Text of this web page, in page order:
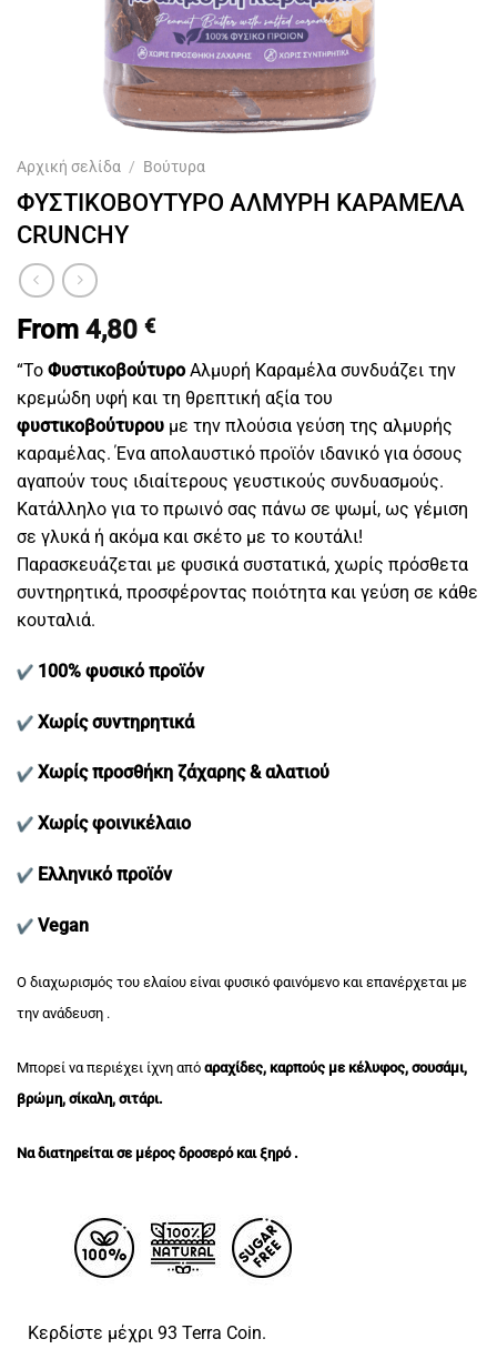
Αρχική σελίδα / Βούτυρα
ΦΥΣΤΙΚΟΒΟΥΤΥΡΟ ΑΛΜΥΡΗ ΚΑΡΑΜΕΛΑ
CRUNCHY
From 4,80 €
“Το ΦυστικοβούτυροΑλμυρή Καραμέλα συνδυάζει την
κρεμώδη υφή και τη θρεπτική αξία του
φυστικοβούτυρου με την πλούσια γεύση της αλμυρής
καραμέλας. Ένα απολαυστικό προϊόν ιδανικό για όσους
αγαπούν τους ιδιαίτερους γευστικούς συνδυασμούς.
Κατάλληλο για το πρωινό σας πάνω σε ψωμί, ως γέμιση
σε γλυκά ή ακόμα και σκέτο με το κουτάλι!
Παρασκευάζεται με φυσικά συστατικά, χωρίς πρόσθετα
συντηρητικά, προσφέροντας ποιότητα και γεύση σε κάθε
κουταλιά.
100% φυσικό προϊόν
Χωρίς συντηρητικά
Χωρίς προσθήκη ζάχαρης & αλατιού
Χωρίς φοινικέλαιο
Ελληνικό προϊόν
Vegan
Ο διαχωρισμός του ελαίου είναι φυσικό φαινόμενο και επανέρχεται με
την ανάδευση .
Μπορεί να περιέχει ίχνη από αραχίδες, καρπούς με κέλυφος, σουσάμι,
βρώμη, σίκαλη, σιτάρι.
Να διατηρείται σε μέρος δροσερό και ξηρό .
Κερδίστε μέχρι 93 Terra Coin.